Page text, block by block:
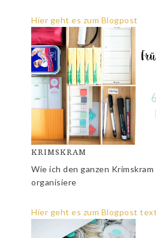
Hier geht es zum Blogpost
KRIMSKRAM
Wie ich den ganzen
organisiere
Hier geht es zum Blogpost text